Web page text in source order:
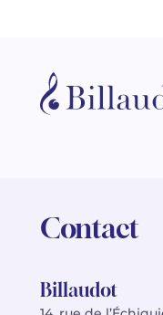
Contact
Billaudot